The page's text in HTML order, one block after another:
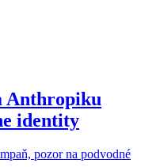
Anthropiku
identity